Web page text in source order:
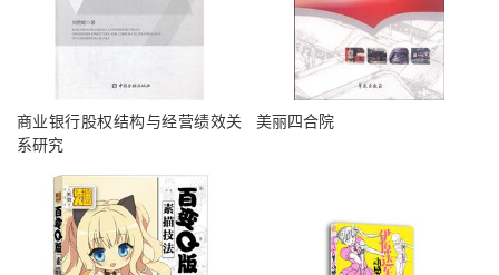
商业银行股权结构与经营绩效关
系研究
美丽四合院